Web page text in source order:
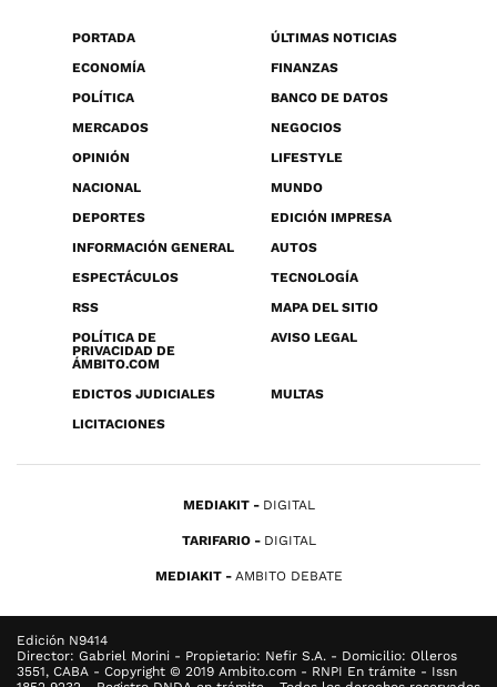
PORTADA
ÚLTIMAS NOTICIAS
ECONOMÍA
FINANZAS
POLÍTICA
BANCO DE DATOS
MERCADOS
NEGOCIOS
OPINIÓN
LIFESTYLE
NACIONAL
MUNDO
DEPORTES
EDICIÓN IMPRESA
INFORMACIÓN GENERAL
AUTOS
ESPECTÁCULOS
TECNOLOGÍA
RSS
MAPA DEL SITIO
POLÍTICA DE
PRIVACIDAD DE
ÁMBITO.COM
AVISO LEGAL
EDICTOS JUDICIALES
MULTAS
LICITACIONES
MEDIAKIT DIGITAL
TARIFARIO DIGITAL
MEDIAKIT AMBITO DEBATE
Edición N9414
Director: Gabriel Morini - Propietario: Nefir S.A. - Domicilio: Olleros
3551, CABA - Copyright © 2019 Ambito.com - RNPI En trámite - Issn